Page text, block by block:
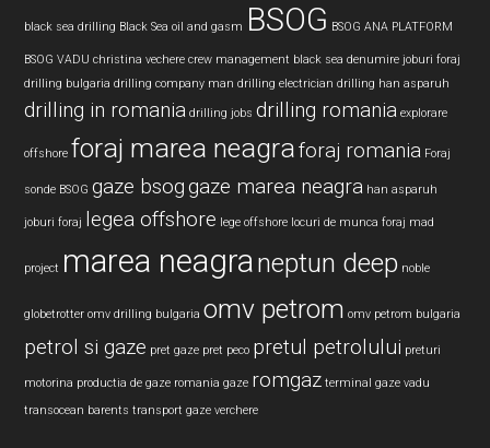
black sea drilling Black Sea oil and gasm BSOG BSOG ANA PLATFORM
BSOG VADU christina vechere crew management black sea denumire joburi foraj
drilling bulgaria drilling company man drilling electrician drilling han asparuh
drilling in romania drilling jobs drilling romania explorare
offshore foraj marea neagraforaj romania Foraj
sonde BSOG gaze bsoggaze marea neagra han asparuh
joburi foraj legea offshore lege offshore locuri de munca foraj mad
project marea neagraneptun deep noble
globetrotter omv drilling bulgaria omv petrom omv petrom bulgaria
petrol si gaze pret gaze pret peco pretul petrolului preturi
motorina productia de gaze romania gaze romgaz terminal gaze vadu
transocean barents transport gaze verchere